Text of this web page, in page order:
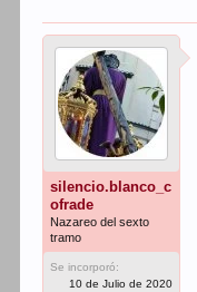
silencio.blanco_c
ofrade
Nazareo del sexto
tramo
Se incorporó:
10 de Julio de 2020